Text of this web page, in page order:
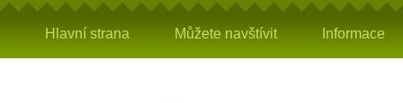
Hlavní strana Můžete navštívit Informace